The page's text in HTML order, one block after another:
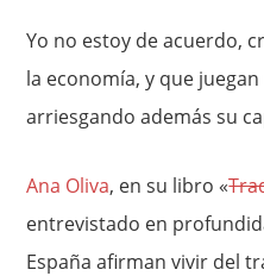
Yo no estoy de acuerdo,
la economía, y que
arriesgando además su
Ana Oliva, en su libro «
entrevistado en
España afirman vivir del